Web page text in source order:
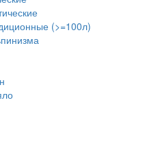
(>=100л)